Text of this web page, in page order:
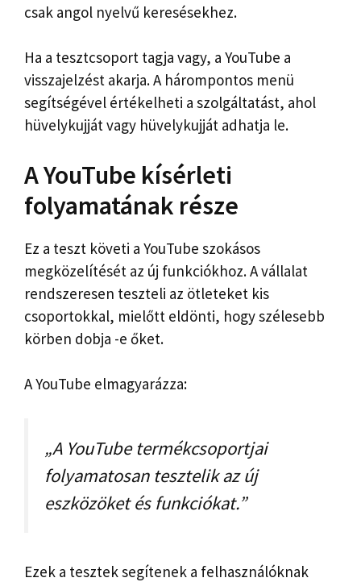
csak angol nyelvű keresésekhez.
Ha a tesztcsoport tagja vagy, a YouTube a
visszajelzést akarja. A hárompontos menü
segítségével értékelheti a szolgáltatást, ahol
hüvelykujját vagy hüvelykujját adhatja le.
A YouTube kísérleti
folyamatának része
Ez a teszt követi a YouTube szokásos
megközelítését az új funkciókhoz. A vállalat
rendszeresen teszteli az ötleteket kis
csoportokkal, mielőtt eldönti, hogy szélesebb
körben dobja -e őket.
A YouTube elmagyarázza:
„A YouTube termékcsoportjai
folyamatosan tesztelik az új
eszközöket és funkciókat.”
Ezek a tesztek segítenek a felhasználóknak